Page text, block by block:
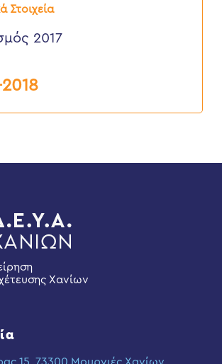
Στοιχεία
2017
Χανίων